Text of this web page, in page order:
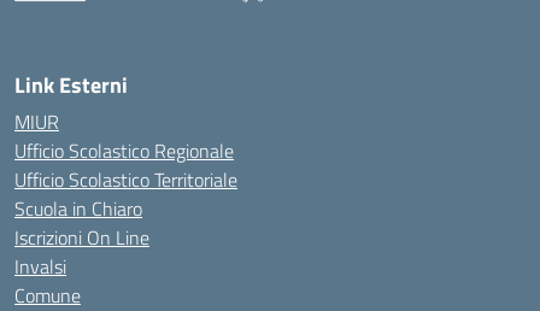
Link Esterni
MIUR
Ufficio Scolastico Regionale
Ufficio Scolastico Territoriale
Scuola in Chiaro
Iscrizioni On Line
Invalsi
Comune